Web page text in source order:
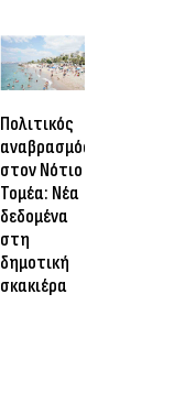
Πολιτικός
αναβρασμός
στον Νότιο
Τομέα: Νέα
δεδομένα
στη
δημοτική
σκακιέρα